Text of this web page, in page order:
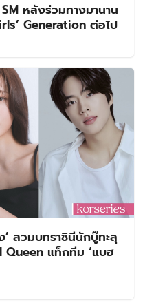
หลังร่วมทางมานาน
Generation ต่อไป
สวมบทราชินีนักบู๊ทะลุ
Queen แท็กทีม ‘แบฮ